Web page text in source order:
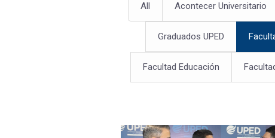
All Acontecer Universitario
Graduados UPED
Facultad Educación